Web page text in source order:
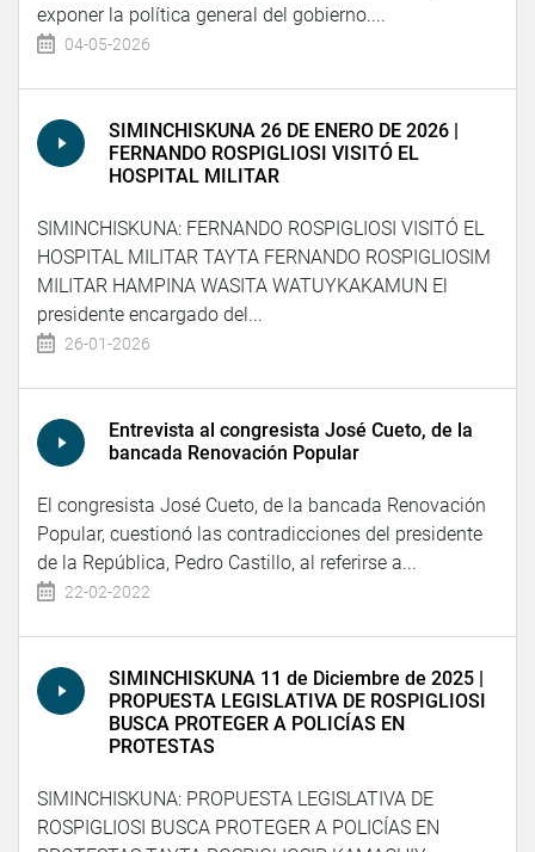
exponer la política general del gobierno....
04-05-2026
SIMINCHISKUNA 26 DE ENERO DE 2026 |
FERNANDO ROSPIGLIOSI VISITÓ EL
HOSPITAL MILITAR
SIMINCHISKUNA: FERNANDO ROSPIGLIOSI VISITÓ EL
HOSPITAL MILITAR TAYTA FERNANDO ROSPIGLIOSIM
MILITAR HAMPINA WASITA WATUYKAKAMUN El
presidente encargado del...
26-01-2026
Entrevista al congresista José Cueto, de la
bancada Renovación Popular
El congresista José Cueto, de la bancada Renovación
Popular, cuestionó las contradicciones del presidente
de la República, Pedro Castillo, al referirse a...
22-02-2022
SIMINCHISKUNA 11 de Diciembre de 2025 |
PROPUESTA LEGISLATIVA DE ROSPIGLIOSI
BUSCA PROTEGER A POLICÍAS EN
PROTESTAS
SIMINCHISKUNA: PROPUESTA LEGISLATIVA DE
ROSPIGLIOSI BUSCA PROTEGER A POLICÍAS EN